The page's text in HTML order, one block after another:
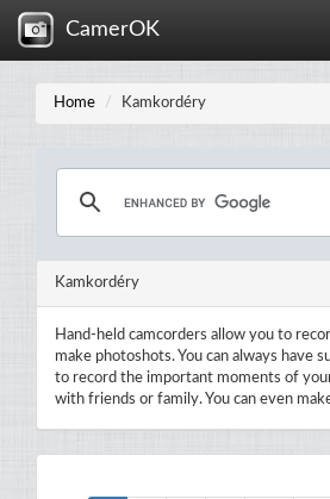
CamerOK
Home Kamkordéry
Kamkordéry
Hand-held camcorders allow you to
make photoshots. You can always have
to record the important moments of
with friends or family. You can even